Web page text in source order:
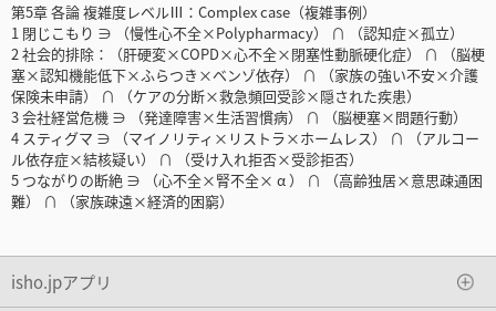
第5章 各論 複雑度レベルⅢ：Complex case（複雑事例）
1 閉じこもり ∋ （慢性心不全×Polypharmacy） ∩ （認知症×孤立）
2 社会的排除：（肝硬変×COPD×心不全×閉塞性動脈硬化症） ∩ （脳梗
塞×認知機能低下×ふらつき×ベンゾ依存） ∩ （家族の強い不安×介護
保険未申請） ∩ （ケアの分断×救急頻回受診×隠された疾患）
3 会社経営危機 ∋ （発達障害×生活習慣病） ∩ （脳梗塞×問題行動）
4 スティグマ ∋ （マイノリティ×リストラ×ホームレス） ∩ （アルコー
ル依存症×結核疑い） ∩ （受け入れ拒否×受診拒否）
5 つながりの断絶 ∋ （心不全×腎不全× α ） ∩ （高齢独居×意思疎通困
難） ∩ （家族疎遠×経済的困窮）
isho.jpアプリ